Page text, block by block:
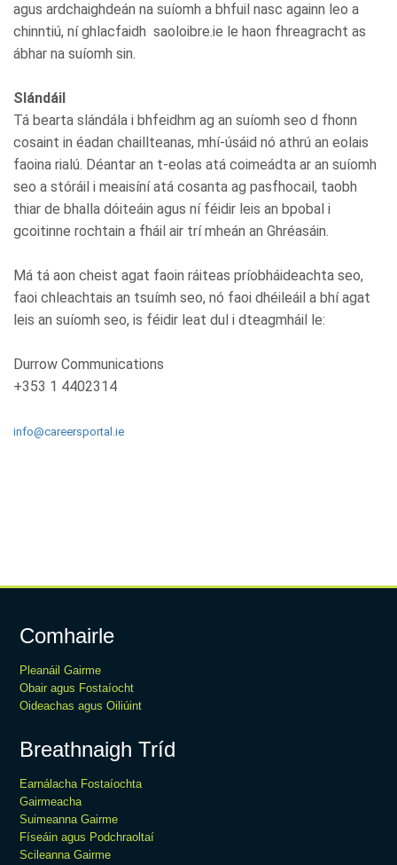
agus ardchaighdeán na suíomh a bhfuil nasc againn leo a
chinntiú, ní ghlacfaidh saoloibre.ie le haon fhreagracht as
ábhar na suíomh sin.
Slándáil
Tá bearta slándála i bhfeidhm ag an suíomh seo d fhonn
cosaint in éadan chaillteanas, mhí-úsáid nó athrú an eolais
faoina rialú. Déantar an t-eolas atá coimeádta ar an suíomh
seo a stóráil i meaisíní atá cosanta ag pasfhocail, taobh
thiar de bhalla dóiteáin agus ní féidir leis an bpobal i
gcoitinne rochtain a fháil air trí mheán an Ghréasáin.
Má tá aon cheist agat faoin ráiteas príobháideachta seo,
faoi chleachtais an tsuímh seo, nó faoi dhéileáil a bhí agat
leis an suíomh seo, is féidir leat dul i dteagmháil le:
Durrow Communications
+353 1 4402314
info@careersportal.ie
Comhairle
Pleanáil Gairme
Obair agus Fostaíocht
Oideachas agus Oiliúint
Breathnaigh Tríd
Earnálacha Fostaíochta
Gairmeacha
Suimeanna Gairme
Físeáin agus Podchraoltaí
Scileanna Gairme